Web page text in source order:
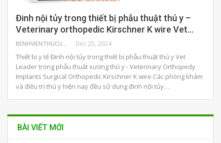
Đinh nội tủy trong thiết bị phẫu thuật thú y –
Veterinary orthopedic Kirschner K wire Vet…
BENHVIENTHUCUNG Dec 25, 2024
Thiết bị y tế Đinh nội tủy trong thiết bị phẫu thuật thú y Vet
Leader trong phẫu thuật xương thú y - Veterinary Orthopedy
Implants Surgical Orthopedic Kirschner K wire Các phòng khám
và điều trị thú y hiện nay đều sử dụng đinh nội tủy…
BÀI VIẾT MỚI